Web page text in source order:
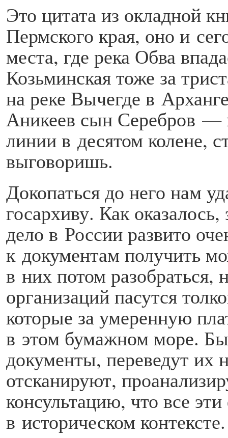
Это цитата из окладной
Пермского края, оно и
места, где река Обва
Козьминская тоже за
на реке Вычегде в
Аникеев сын Серебров —
линии в десятом колене,
выговоришь.
Докопаться до него нам
госархиву. Как
дело в России развито
к документам получить
в них потом разобраться,
организаций пасутся
которые за умеренную
в этом бумажном море.
документы, переведут их
отсканируют,
консультацию, что все
в историческом контексте.